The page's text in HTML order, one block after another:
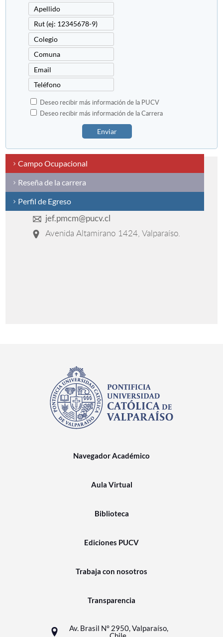
Deseo recibir más información de la PUCV
Deseo recibir más información de la Carrera
Enviar
Campo Ocupacional
Reseña de la carrera
Perfil de Egreso
jef.pmcm@pucv.cl
Avenida Altamirano 1424, Valparaíso.
Navegador Académico
Aula Virtual
Biblioteca
Ediciones PUCV
Trabaja con nosotros
Transparencia
Av. Brasil N° 2950, Valparaíso,